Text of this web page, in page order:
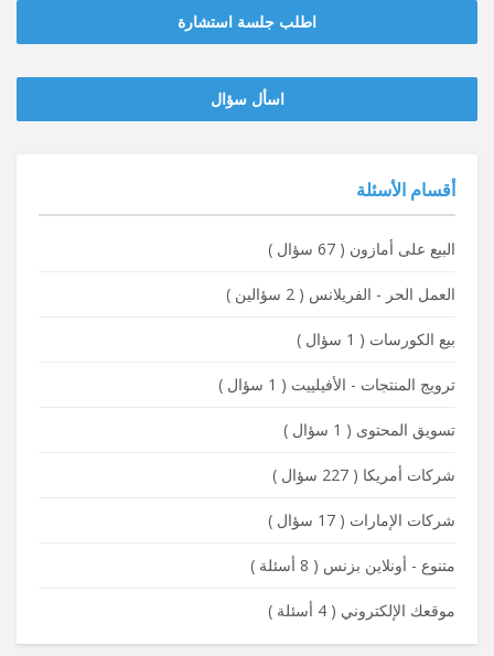
اطلب جلسة استشارة
‫‫اسأل سؤال
أقسام الأسئلة
البيع على أمازون ( 67 سؤال )
العمل الحر - الفريلانس ( 2 سؤالين )
بيع الكورسات ( 1 سؤال )
ترويج المنتجات - الأفيلييت ( 1 سؤال )
تسويق المحتوى ( 1 سؤال )
شركات أمريكا ( 227 سؤال )
شركات الإمارات ( 17 سؤال )
متنوع - أونلاين بزنس ( 8 أسئلة )
موقعك الإلكتروني ( 4 أسئلة )